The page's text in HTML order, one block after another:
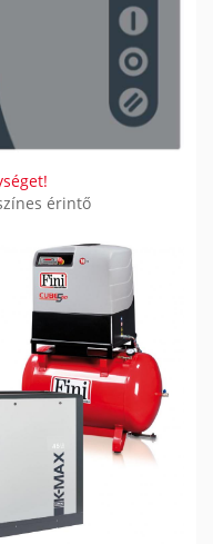
érintő